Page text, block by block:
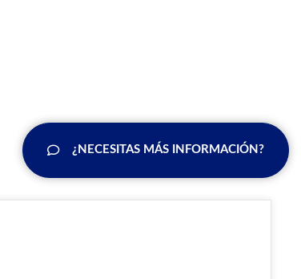
¿NECESITAS MÁS INFORMACIÓN?